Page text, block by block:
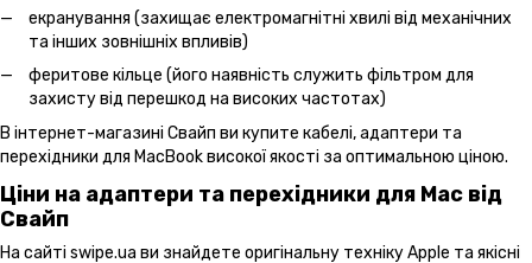
екранування (захищає електромагнітні хвилі від механічних
та інших зовнішніх впливів)
феритове кільце (його наявність служить фільтром для
захисту від перешкод на високих частотах)
В інтернет-магазині Свайп ви купите кабелі, адаптери та
перехідники для MacBook високої якості за оптимальною ціною.
Ціни на адаптери та перехідники для Mac від
Свайп
На сайті swipe.ua ви знайдете оригінальну техніку Apple та якісні